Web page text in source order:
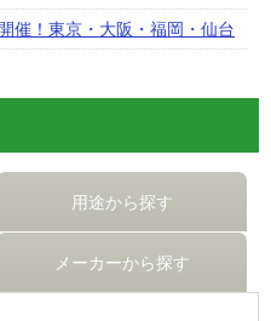
催！東京・大阪・福岡・仙台
用途から探す
メーカーから探す